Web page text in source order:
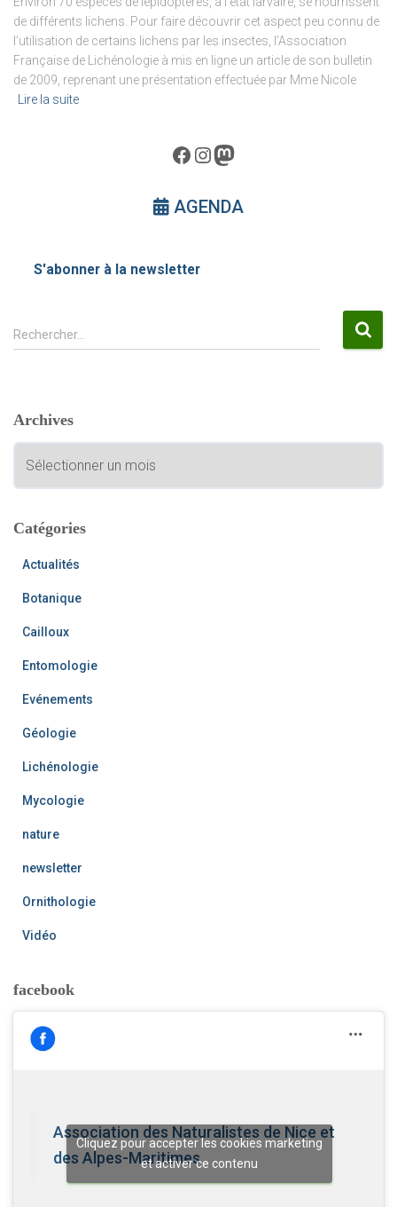
de différents lichens. Pour faire découvrir cet aspect peu connu de
l’utilisation de certains lichens par les insectes, l’Association
Française de Lichénologie à mis en ligne un article de son bulletin
de 2009, reprenant une présentation effectuée par Mme Nicole
Lire la suite
Facebook InstagramMastodon
AGENDA
S'abonner à la newsletter
R
r
:
Rechercher…
Archives
c
iCatégories
Actualités
Botanique
Cailloux
Entomologie
Evénements
Géologie
Lichénologie
Mycologie
nature
newsletter
Ornithologie
Vidéo
facebook
Association des Naturalistes de Nice et
des Alpes-Maritimes
Cliquez pour accepter les cookies marketing
et activer ce contenu